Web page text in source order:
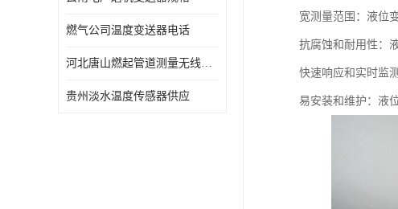
燃气公司温度变送器电话
河北唐山燃起管道测量无线压力变送器型号 性能稳定
贵州淡水温度传感器供应
宽测量范围：液位
抗腐蚀和耐用性：
快速响应和实时监
易安装和维护：液